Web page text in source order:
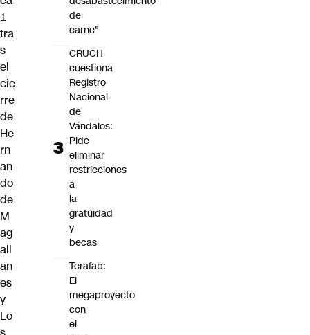
1
tra
s
el
cie
rre
de
He
rn
an
do
de
M
ag
all
an
es
y
Lo
de
carne"
CRUCH
cuestiona
Registro
Nacional
de
Vándalos:
Pide
eliminar
restricciones
a
la
gratuidad
y
becas
Terafab:
El
megaproyecto
con
el